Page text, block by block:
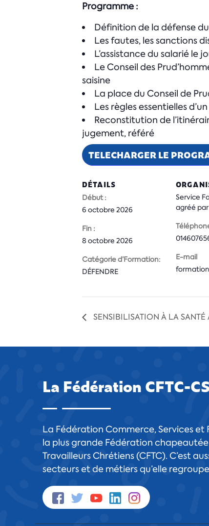
Programme :
Définition de la défense
Les fautes, les sanctions
L’assistance du salarié le
Le Conseil des
saisine
La place du Conseil de
Les règles essentielles
Reconstitution de
jugement, référé
TELECHARGER LE
DÉTAILS
Début :
6 octobre 2026
Fin :
8 octobre 2026
Catégorie d’Formation:
DÉFENDRE
Service
agréé par
E-mail
SENSIBILISATION À LA SANTÉ
La Fédération CFTC-
La Fédération Commerce, Services et
la plus grande Fédération
Travailleurs Chrétiens (CFTC). C’est
secteurs et de métiers qu’elle